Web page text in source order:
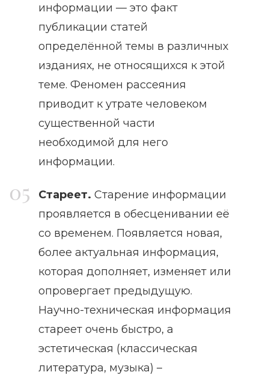
информации — это факт
публикации статей
определённой темы в различных
изданиях, не относящихся к этой
теме. Феномен рассеяния
приводит к утрате человеком
существенной части
необходимой для него
информации.
Стареет. Старение информации
проявляется в обесценивании её
со временем. Появляется новая,
более актуальная информация,
которая дополняет, изменяет или
опровергает предыдущую.
Научно-техническая информация
стареет очень быстро, а
эстетическая (классическая
литература, музыка) –